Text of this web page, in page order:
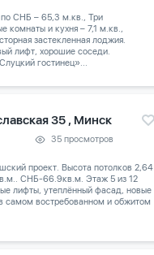
СНБ – 65,3 м.кв., Три
комнаты и кухня – 7,1 м.кв.,
застекленная лоджия.
лифт, хорошие соседи.
гостинец»...
35 , Минск
35 просмотров
проект. Высота потолков 2,64
СНБ-66.9кв.м. Этаж 5 из 12
лифты, утеплённый фасад, новые
самом востребованном и обжитом